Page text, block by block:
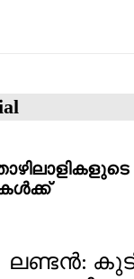
ലണ്ടന്‍: